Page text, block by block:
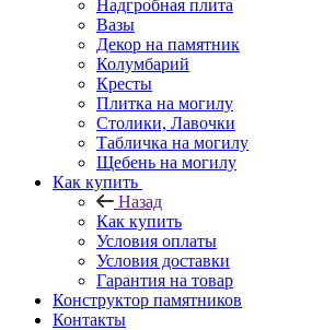
Надгробная плита
Вазы
Декор на памятник
Колумбарий
Кресты
Плитка на могилу
Столики, Лавочки
Табличка на могилу
Щебень на могилу
Как купить
Назад
Как купить
Условия оплаты
Условия доставки
Гарантия на товар
Конструктор памятников
Контакты